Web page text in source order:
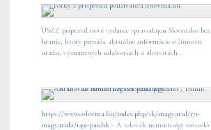
ÚSŽZ pripravil nové vydanie spravodajcu Slovensko bez
hraníc, ktorý prináša aktuálne informácie o činnosti
úradu, významných udalostiach a aktivitách...
https://www.oslovma.hu/index.php/sk/magyarul/171-
magyarul2/1491-paulik - A szlovák nemzetiségi szószóló